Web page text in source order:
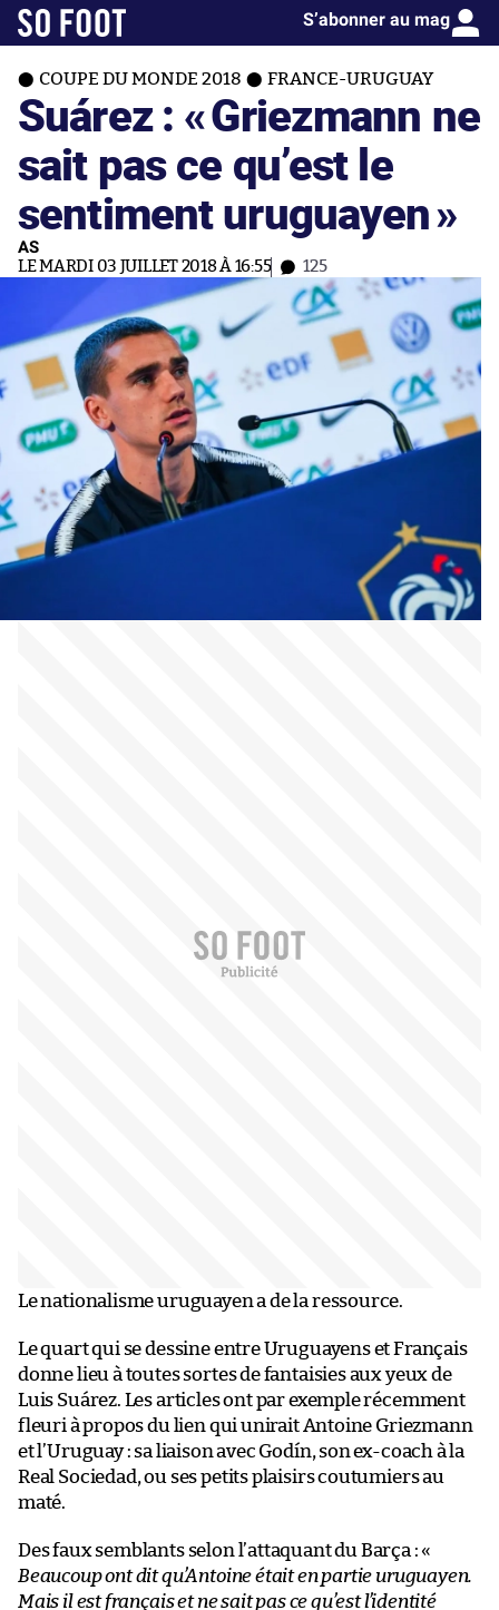
S’abonner au mag
COUPE DU MONDE 2018 FRANCE-URUGUAY
Suárez : «Griezmann ne
sait pas ce qu’est le
sentiment uruguayen»
AS
LE MARDI 03 JUILLET 2018 À 16:55 125
Le nationalisme uruguayen a de la ressource.
Le quart qui se dessine entre Uruguayens et Français
donne lieu à toutes sortes de fantaisies aux yeux de
Luis Suárez. Les articles ont par exemple récemment
fleuri à propos du lien qui unirait Antoine Griezmann
et l’Uruguay : sa liaison avec Godín, son ex-coach à la
Real Sociedad, ou ses petits plaisirs coutumiers au
maté.
Des faux semblants selon l’attaquant du Barça : «
Beaucoup ont dit qu’Antoine était en partie uruguayen.
Mais il est français et ne sait pas ce qu’est l’identité